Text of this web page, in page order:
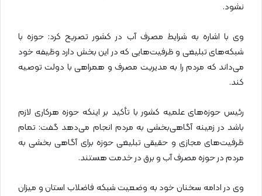
نشود.
وی با اشاره به شرایط مصرف آب در کشور تصریح کرد: حوزه با
شبکه‌های تبلیغی و ظرفیت‌هایی که در این بخش دارد وظیفه خود
می‌داند که مردم را به مدیریت مصرف و همراهی با دولت توصیه
کند.
رئیس حوزه‌های علمیه کشور با تأکید بر اینکه حوزه هرکاری لازم
باشد در زمینه آگاهی‌بخشی به مردم انجام می‌دهد گفت: تمام
ظرفیت‌های مجازی و حقیقی تبلیغی حوزه برای آگاهی بخشی به
مردم در حوزه مصرف آب و برق در خدمت هستند.
وی در ادامه سخنان خود به وضعیت شبکه فاضلاب استان و میزان